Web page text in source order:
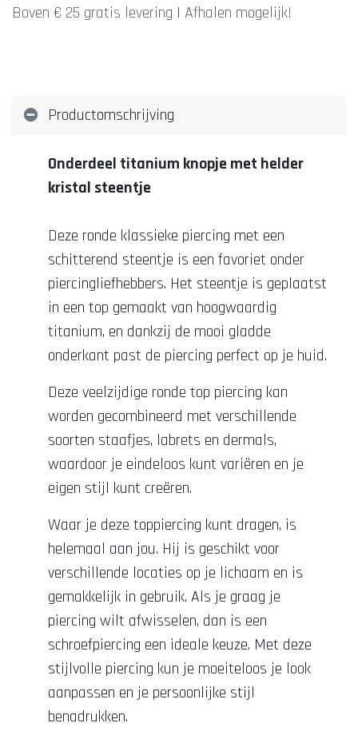
Boven € 25 gratis levering | Afhalen mogelijk!
Productomschrijving
Onderdeel titanium knopje met helder
kristal steentje
Deze ronde klassieke piercing met een
schitterend steentje is een favoriet onder
piercingliefhebbers. Het steentje is geplaatst
in een top gemaakt van hoogwaardig
titanium, en dankzij de mooi gladde
onderkant past de piercing perfect op je huid.
Deze veelzijdige ronde top piercing kan
worden gecombineerd met verschillende
soorten staafjes, labrets en dermals,
waardoor je eindeloos kunt variëren en je
eigen stijl kunt creëren.
Waar je deze toppiercing kunt dragen, is
helemaal aan jou. Hij is geschikt voor
verschillende locaties op je lichaam en is
gemakkelijk in gebruik. Als je graag je
piercing wilt afwisselen, dan is een
schroefpiercing een ideale keuze. Met deze
stijlvolle piercing kun je moeiteloos je look
aanpassen en je persoonlijke stijl
benadrukken.